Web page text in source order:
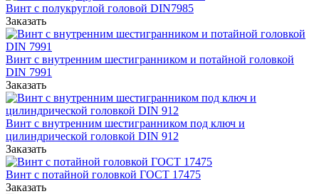
Винт с полукруглой головой DIN7985
Заказать
Винт с внутренним шестигранником и потайной головкой
DIN 7991
Заказать
Винт с внутренним шестигранником под ключ и
цилиндрической головкой DIN 912
Заказать
Винт с потайной головкой ГОСТ 17475
Заказать